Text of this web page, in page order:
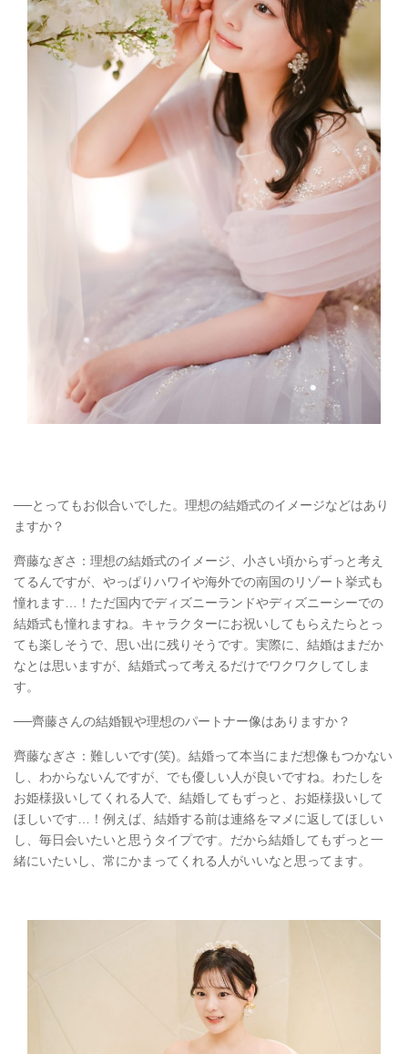
──とってもお似合いでした。理想の結婚式のイメージなどはあり
ますか？
齊藤なぎさ：理想の結婚式のイメージ、小さい頃からずっと考え
てるんですが、やっぱりハワイや海外での南国のリゾート挙式も
憧れます…！ただ国内でディズニーランドやディズニーシーでの
結婚式も憧れますね。キャラクターにお祝いしてもらえたらとっ
ても楽しそうで、思い出に残りそうです。実際に、結婚はまだか
なとは思いますが、結婚式って考えるだけでワクワクしてしま
す。
──齊藤さんの結婚観や理想のパートナー像はありますか？
齊藤なぎさ：難しいです(笑)。結婚って本当にまだ想像もつかない
し、わからないんですが、でも優しい人が良いですね。わたしを
お姫様扱いしてくれる人で、結婚してもずっと、お姫様扱いして
ほしいです…！例えば、結婚する前は連絡をマメに返してほしい
し、毎日会いたいと思うタイプです。だから結婚してもずっと一
緒にいたいし、常にかまってくれる人がいいなと思ってます。